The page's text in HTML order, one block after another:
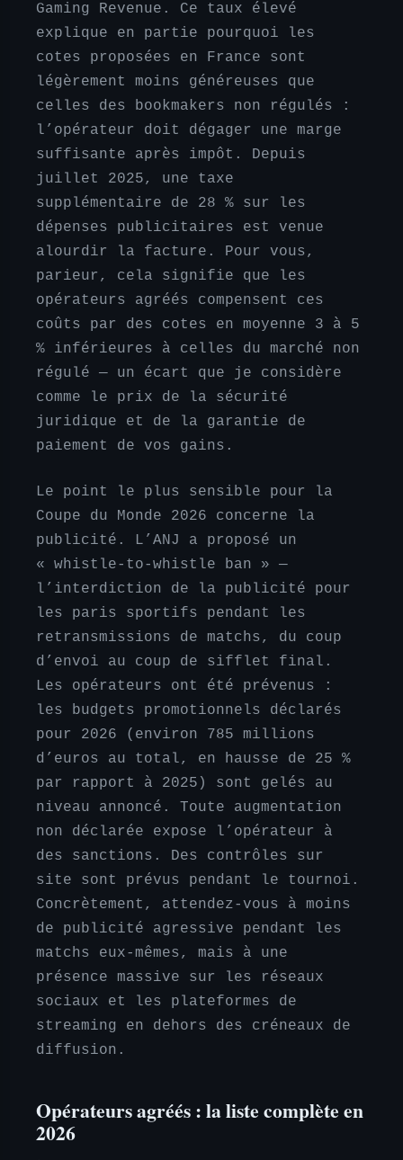
Gaming Revenue. Ce taux élevé
explique en partie pourquoi les
cotes proposées en France sont
légèrement moins généreuses que
celles des bookmakers non régulés :
l’opérateur doit dégager une marge
suffisante après impôt. Depuis
juillet 2025, une taxe
supplémentaire de 28 % sur les
dépenses publicitaires est venue
alourdir la facture. Pour vous,
parieur, cela signifie que les
opérateurs agréés compensent ces
coûts par des cotes en moyenne 3 à 5
% inférieures à celles du marché non
régulé — un écart que je considère
comme le prix de la sécurité
juridique et de la garantie de
paiement de vos gains.
Le point le plus sensible pour la
Coupe du Monde 2026 concerne la
publicité. L’ANJ a proposé un
« whistle-to-whistle ban » —
l’interdiction de la publicité pour
les paris sportifs pendant les
retransmissions de matchs, du coup
d’envoi au coup de sifflet final.
Les opérateurs ont été prévenus :
les budgets promotionnels déclarés
pour 2026 (environ 785 millions
d’euros au total, en hausse de 25 %
par rapport à 2025) sont gelés au
niveau annoncé. Toute augmentation
non déclarée expose l’opérateur à
des sanctions. Des contrôles sur
site sont prévus pendant le tournoi.
Concrètement, attendez-vous à moins
de publicité agressive pendant les
matchs eux-mêmes, mais à une
présence massive sur les réseaux
sociaux et les plateformes de
streaming en dehors des créneaux de
diffusion.
Opérateurs agréés : la liste complète en
2026